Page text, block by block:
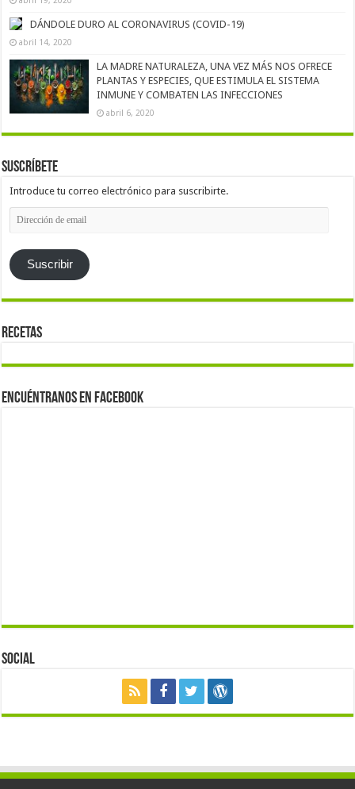
DÁNDOLE DURO AL CORONAVIRUS (COVID-19)
abril 14, 2020
LA MADRE NATURALEZA, UNA VEZ MÁS NOS OFRECE
PLANTAS Y ESPECIES, QUE ESTIMULA EL SISTEMA
INMUNE Y COMBATEN LAS INFECCIONES
abril 6, 2020
Suscríbete
Introduce tu correo electrónico para suscribirte.
Dirección
de
email
Suscribir
Recetas
Encuéntranos en Facebook
Social